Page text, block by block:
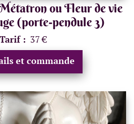
ou Fleur de vie
(porte-pendule 3)
Tarif : 37 €
et commande